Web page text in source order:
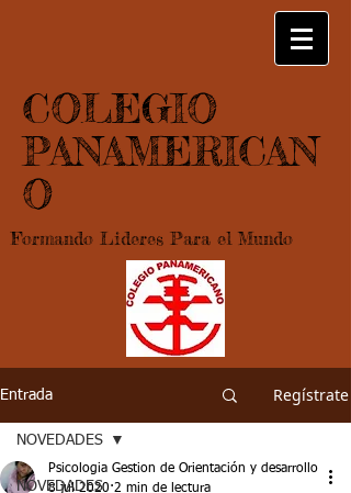
COLEGIO
PANAMERICAN
O
Formando Lideres Para el Mundo
Entrada Regístrate
NOVEDADES
NOVEDADES
Psicologia Gestion de Orientación y desarrollo
8 jul 2020 2 min de lectura